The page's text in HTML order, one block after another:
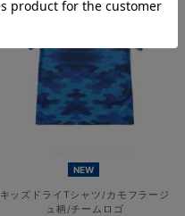
NEW
キッズドライTシャツ/カモフラージ
ュ柄/チームロゴ